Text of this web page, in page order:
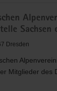
Sachsen
Dresden
Mitglieder des